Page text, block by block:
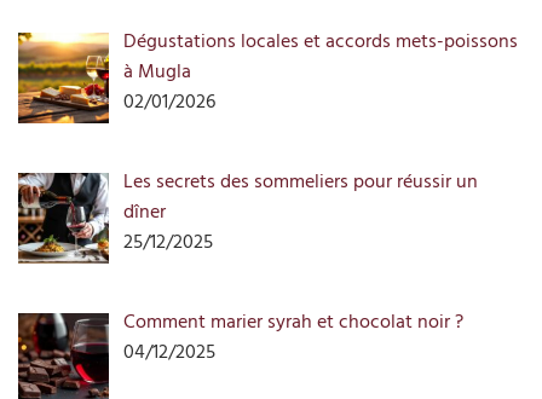
Dégustations locales et accords mets-poissons
à Mugla
02/01/2026
Les secrets des sommeliers pour réussir un
dîner
25/12/2025
Comment marier syrah et chocolat noir ?
04/12/2025